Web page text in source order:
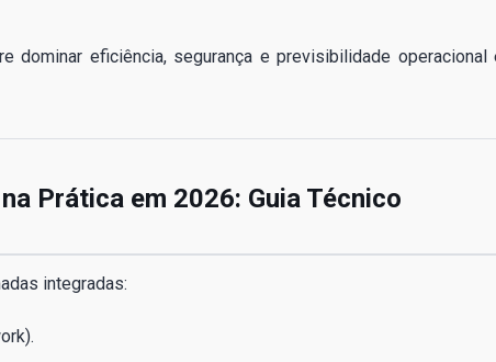
dominar eficiência, segurança e previsibilidade operacional
Prática em 2026: Guia Técnico
integradas: